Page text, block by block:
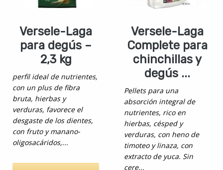
Versele-Laga
para degús –
2,3 kg
perfil ideal de nutrientes,
con un plus de fibra
bruta, hierbas y
verduras, favorece el
desgaste de los dientes,
con fruto y manano-
oligosacáridos,...
Versele-Laga
Complete para
chinchillas y
degús ...
Pellets para una
absorción integral de
nutrientes, rico en
hierbas, césped y
verduras, con heno de
timoteo y linaza, con
extracto de yuca. Sin
cere...